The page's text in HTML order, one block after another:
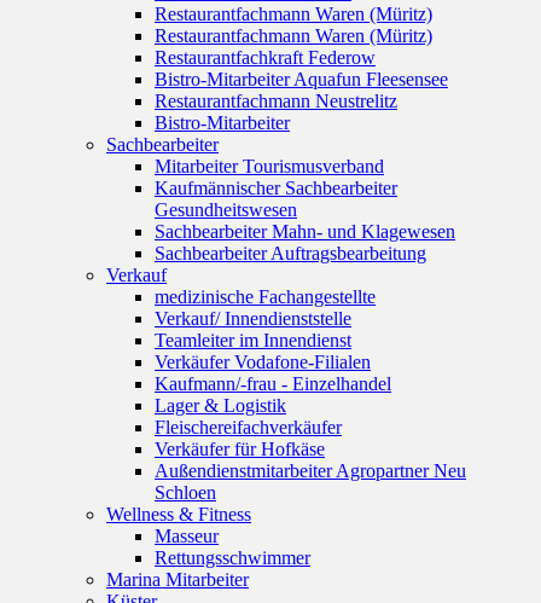
Restaurantfachmann Waren (Müritz)
Restaurantfachmann Waren (Müritz)
Restaurantfachkraft Federow
Bistro-Mitarbeiter Aquafun Fleesensee
Restaurantfachmann Neustrelitz
Bistro-Mitarbeiter
Sachbearbeiter
Mitarbeiter Tourismusverband
Kaufmännischer Sachbearbeiter
Gesundheitswesen
Sachbearbeiter Mahn- und Klagewesen
Sachbearbeiter Auftragsbearbeitung
Verkauf
medizinische Fachangestellte
Verkauf/ Innendienststelle
Teamleiter im Innendienst
Verkäufer Vodafone-Filialen
Kaufmann/-frau - Einzelhandel
Lager & Logistik
Fleischereifachverkäufer
Verkäufer für Hofkäse
Außendienstmitarbeiter Agropartner Neu
Schloen
Wellness & Fitness
Masseur
Rettungsschwimmer
Marina Mitarbeiter